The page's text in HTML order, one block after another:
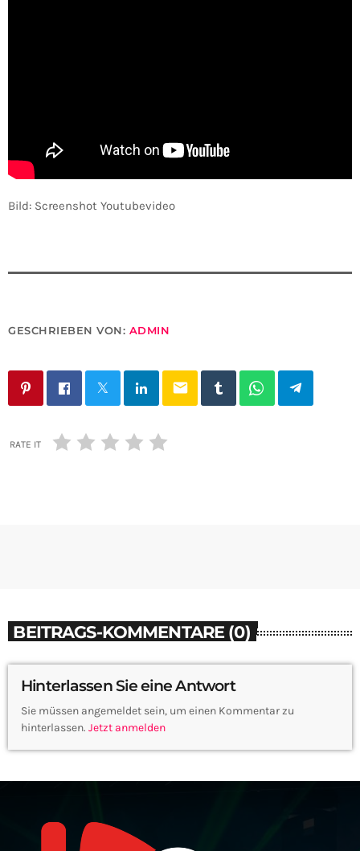
Bild: Screenshot Youtubevideo
GESCHRIEBEN VON: ADMIN
email
RATE IT
BEITRAGS-KOMMENTARE (0)
Hinterlassen Sie eine Antwort
Sie müssen angemeldet sein, um einen Kommentar zu
hinterlassen. Jetzt anmelden